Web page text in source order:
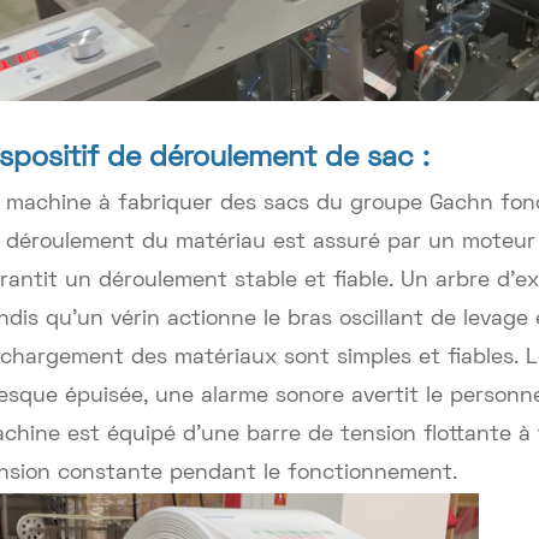
de déroulement de sac :
machine à fabriquer des sacs du groupe Gachn
déroulement du matériau est assuré par un
un déroulement stable et fiable. Un arbre
qu'un vérin actionne le bras oscillant de
des matériaux sont simples et fiables.
épuisée, une alarme sonore avertit le
est équipé d'une barre de tension flottante
constante pendant le fonctionnement.